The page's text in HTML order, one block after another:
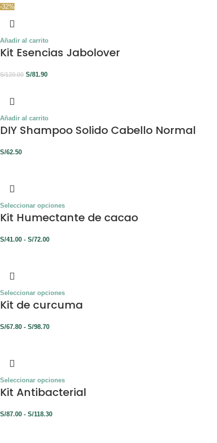
-32%
Añadir al carrito
Kit Esencias Jabolover
S/120.00 S/81.90
Añadir al carrito
DIY Shampoo Solido Cabello Normal
S/62.50
Seleccionar opciones
Kit Humectante de cacao
S/41.00 - S/72.00
Seleccionar opciones
Kit de curcuma
S/67.80 - S/98.70
Seleccionar opciones
Kit Antibacterial
S/87.00 - S/118.30